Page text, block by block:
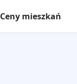
Ceny mieszkań